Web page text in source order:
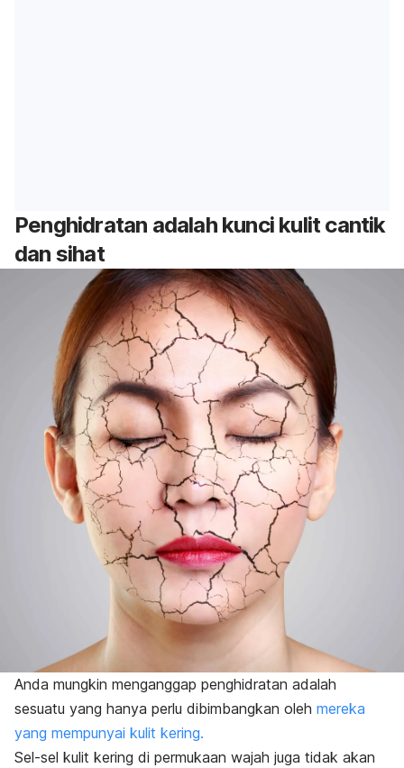
Penghidratan adalah kunci kulit cantik
dan sihat
Anda mungkin menganggap penghidratan adalah
sesuatu yang hanya perlu dibimbangkan oleh mereka
yang mempunyai kulit kering.
Sel-sel kulit kering di permukaan wajah juga tidak akan